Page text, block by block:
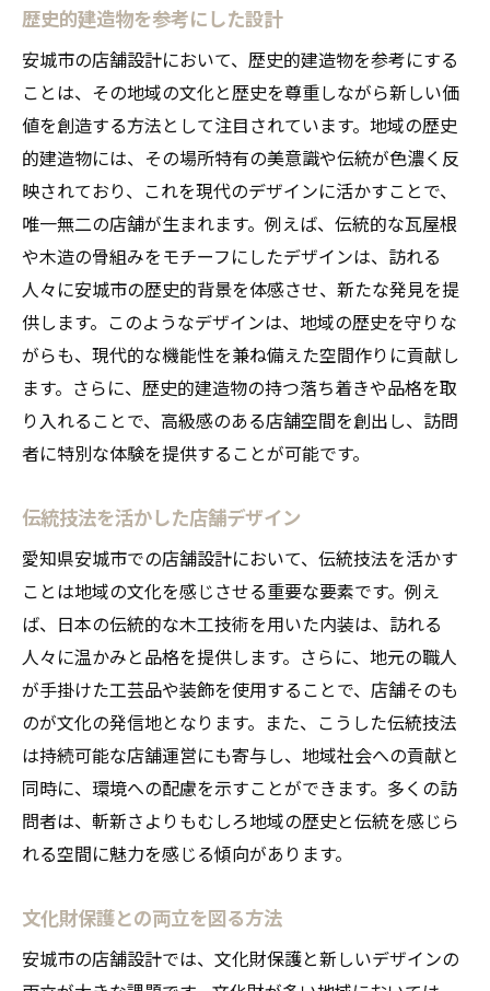
歴史的建造物を参考にした設計
安城市の店舗設計において、歴史的建造物を参考にする
ことは、その地域の文化と歴史を尊重しながら新しい価
値を創造する方法として注目されています。地域の歴史
的建造物には、その場所特有の美意識や伝統が色濃く反
映されており、これを現代のデザインに活かすことで、
唯一無二の店舗が生まれます。例えば、伝統的な瓦屋根
や木造の骨組みをモチーフにしたデザインは、訪れる
人々に安城市の歴史的背景を体感させ、新たな発見を提
供します。このようなデザインは、地域の歴史を守りな
がらも、現代的な機能性を兼ね備えた空間作りに貢献し
ます。さらに、歴史的建造物の持つ落ち着きや品格を取
り入れることで、高級感のある店舗空間を創出し、訪問
者に特別な体験を提供することが可能です。
伝統技法を活かした店舗デザイン
愛知県安城市での店舗設計において、伝統技法を活かす
ことは地域の文化を感じさせる重要な要素です。例え
ば、日本の伝統的な木工技術を用いた内装は、訪れる
人々に温かみと品格を提供します。さらに、地元の職人
が手掛けた工芸品や装飾を使用することで、店舗そのも
のが文化の発信地となります。また、こうした伝統技法
は持続可能な店舗運営にも寄与し、地域社会への貢献と
同時に、環境への配慮を示すことができます。多くの訪
問者は、斬新さよりもむしろ地域の歴史と伝統を感じら
れる空間に魅力を感じる傾向があります。
文化財保護との両立を図る方法
安城市の店舗設計では、文化財保護と新しいデザインの